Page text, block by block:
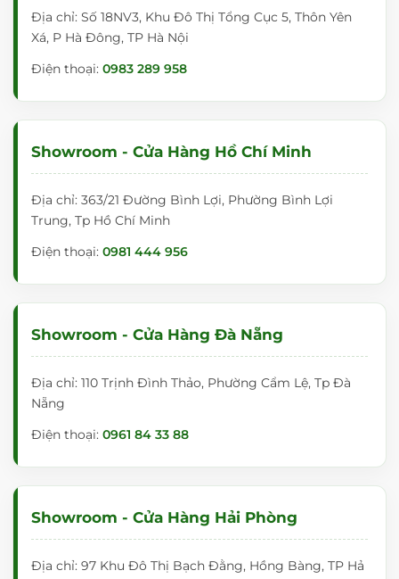
Địa chỉ: Số 18NV3, Khu Đô Thị Tổng Cục 5, Thôn Yên
Xá, P Hà Đông, TP Hà Nội
Điện thoại: 0983 289 958
Showroom - Cửa Hàng Hồ Chí Minh
Địa chỉ: 363/21 Đường Bình Lợi, Phường Bình Lợi
Trung, Tp Hồ Chí Minh
Điện thoại: 0981 444 956
Showroom - Cửa Hàng Đà Nẵng
Địa chỉ: 110 Trịnh Đình Thảo, Phường Cẩm Lệ, Tp Đà
Nẵng
Điện thoại: 0961 84 33 88
Showroom - Cửa Hàng Hải Phòng
Địa chỉ: 97 Khu Đô Thị Bạch Đằng, Hồng Bàng, TP Hả